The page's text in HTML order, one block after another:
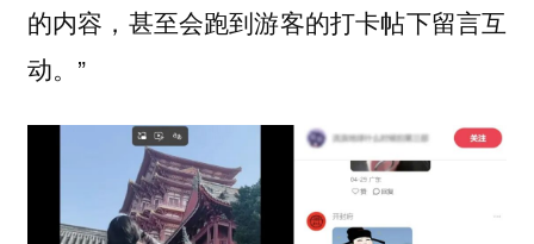
的内容，甚至会跑到游客的打卡帖下留言互
动。”